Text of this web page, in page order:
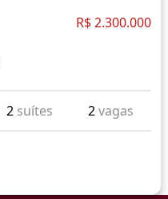
R$ 2.300.000
2 suítes 2vagas